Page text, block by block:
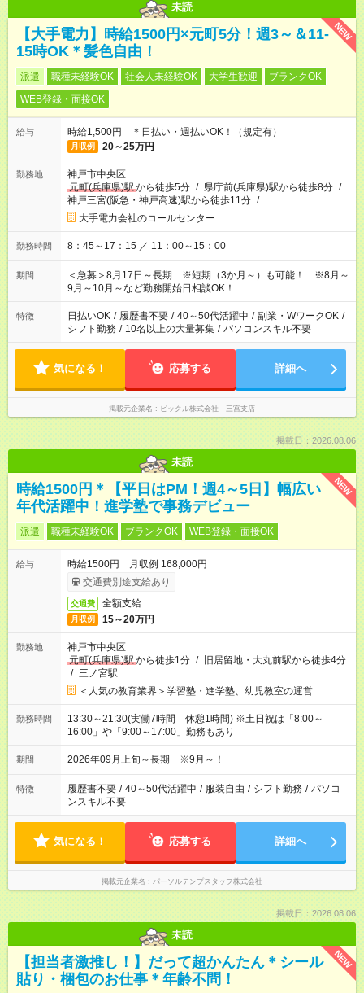
未読
NEW
【大手電力】時給1500円×元町5分！週3～＆11-
15時OK＊髪色自由！
派遣 職種未経験OK 社会人未経験OK 大学生歓迎
ブランクOK
WEB登録・面接OK
給与 時給1,500円 ＊日払い・週払いOK！（規定有）
月収例 20～25万円
勤務地
神戸市中央区
元町(兵庫県)駅から徒歩5分 / 県庁前(兵庫県)駅から徒歩8分 /
神戸三宮(阪急・神戸高速)駅から徒歩11分 / …
大手電力会社のコールセンター
勤務時間 8：45～17：15 ／ 11：00～15：00
期間
＜急募＞8月17日～長期 ※短期（3か月～）も可能！ ※8月～
9月～10月～など勤務開始日相談OK！
特徴 日払いOK / 履歴書不要 / 40～50代活躍中 / 副業・WワークOK /
シフト勤務 / 10名以上の大量募集 / パソコンスキル不要
気になる！ 応募する 詳細へ
掲載元企業名 ピックル株式会社 三宮支店
掲載日：2026.08.06
未読
NEW
時給1500円＊【平日はPM！週4～5日】幅広い
年代活躍中！進学塾で事務デビュー
派遣 職種未経験OK ブランクOK WEB登録・面接OK
給与
時給1500円 月収例 168,000円
交通費別途支給あり
交通費 全額支給
月収例 15～20万円
勤務地
神戸市中央区
元町(兵庫県)駅から徒歩1分 /
旧居留地・大丸前駅から徒歩4分
/ 三ノ宮駅
＜人気の教育業界＞学習塾・進学塾、幼児教室の運営
勤務時間
13:30～21:30(実働7時間 休憩1時間) ※土日祝は「8:00～
16:00」や「9:00～17:00」勤務もあり
期間 2026年09月上旬～長期 ※9月～！
特徴 履歴書不要 / 40～50代活躍中 / 服装自由 / シフト勤務 / パソコ
ンスキル不要
気になる！ 応募する 詳細へ
掲載元企業名 パーソルテンプスタッフ株式会社
掲載日：2026.08.06
未読
NEW
【担当者激推し！】だって超かんたん＊シール
貼り・梱包のお仕事＊年齢不問！